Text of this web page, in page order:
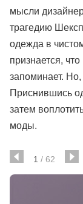
мысли
трагедию
одежда в
признается,
запоминает.
Приснившись
затем
моды.
1 / 62